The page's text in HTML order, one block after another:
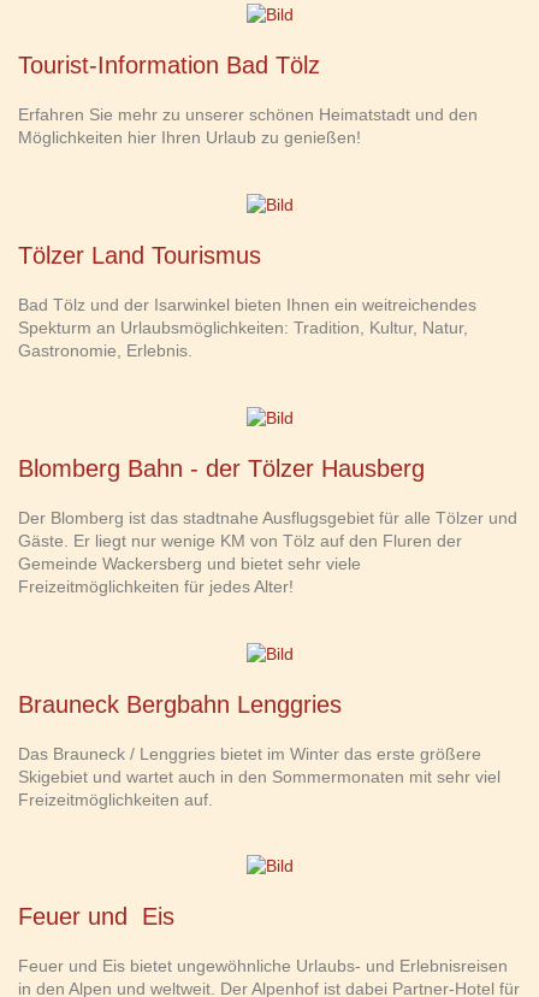
Tourist-Information Bad Tölz
Erfahren Sie mehr zu unserer schönen Heimatstadt und den
Möglichkeiten hier Ihren Urlaub zu genießen!
Tölzer Land Tourismus
Bad Tölz und der Isarwinkel bieten Ihnen ein weitreichendes
Spekturm an Urlaubsmöglichkeiten: Tradition, Kultur, Natur,
Gastronomie, Erlebnis.
Blomberg Bahn - der Tölzer Hausberg
Der Blomberg ist das stadtnahe Ausflugsgebiet für alle Tölzer und
Gäste. Er liegt nur wenige KM von Tölz auf den Fluren der
Gemeinde Wackersberg und bietet sehr viele
Freizeitmöglichkeiten für jedes Alter!
Brauneck Bergbahn Lenggries
Das Brauneck / Lenggries bietet im Winter das erste größere
Skigebiet und wartet auch in den Sommermonaten mit sehr viel
Freizeitmöglichkeiten auf.
Feuer und Eis
Feuer und Eis bietet ungewöhnliche Urlaubs- und Erlebnisreisen
in den Alpen und weltweit. Der Alpenhof ist dabei Partner-Hotel für